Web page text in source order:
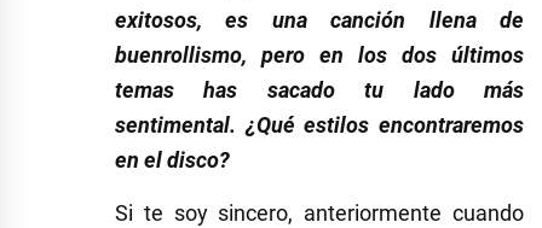
exitosos, es una canción llena de
buenrollismo, pero en los dos últimos
temas has sacado tu lado más
sentimental. ¿Qué estilos encontraremos
en el disco?
Si te soy sincero, anteriormente cuando